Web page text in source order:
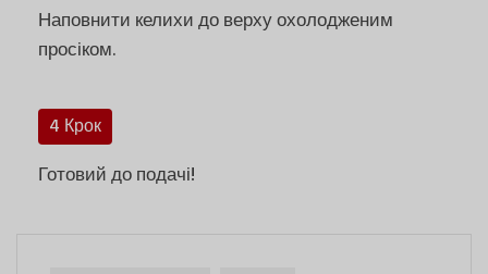
Наповнити келихи до верху охолодженим
просіком.
4 Крок
Готовий до подачі!